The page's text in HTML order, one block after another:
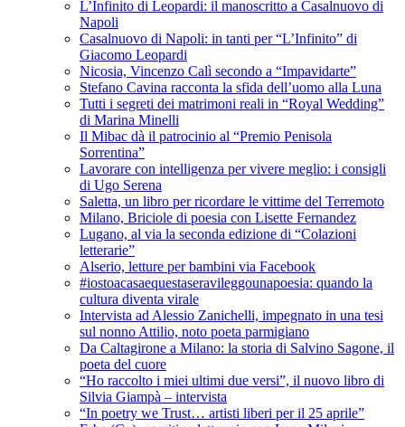
L’Infinito di Leopardi: il manoscritto a Casalnuovo di
Napoli
Casalnuovo di Napoli: in tanti per “L’Infinito” di
Giacomo Leopardi
Nicosia, Vincenzo Calì secondo a “Impavidarte”
Stefano Cavina racconta la sfida dell’uomo alla Luna
Tutti i segreti dei matrimoni reali in “Royal Wedding”
di Marina Minelli
Il Mibac dà il patrocinio al “Premio Penisola
Sorrentina”
Lavorare con intelligenza per vivere meglio: i consigli
di Ugo Serena
Saletta, un libro per ricordare le vittime del Terremoto
Milano, Briciole di poesia con Lisette Fernandez
Lugano, al via la seconda edizione di “Colazioni
letterarie”
Alserio, letture per bambini via Facebook
#iostoacasaequestaseravileggounapoesia: quando la
cultura diventa virale
Intervista ad Alessio Zanichelli, impegnato in una tesi
sul nonno Attilio, noto poeta parmigiano
Da Caltagirone a Milano: la storia di Salvino Sagone, il
poeta del cuore
“Ho raccolto i miei ultimi due versi”, il nuovo libro di
Silvia Giampà – intervista
“In poetry we Trust… artisti liberi per il 25 aprile”